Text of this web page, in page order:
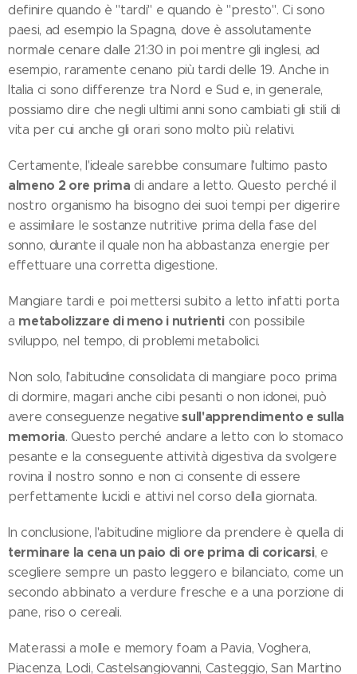
definire quando è "tardi" e quando è "presto". Ci sono
paesi, ad esempio la Spagna, dove è assolutamente
normale cenare dalle 21:30 in poi mentre gli inglesi, ad
esempio, raramente cenano più tardi delle 19. Anche in
Italia ci sono differenze tra Nord e Sud e, in generale,
possiamo dire che negli ultimi anni sono cambiati gli stili di
vita per cui anche gli orari sono molto più relativi.
Certamente, l'ideale sarebbe consumare l'ultimo pasto
almeno 2 ore prima di andare a letto. Questo perché il
nostro organismo ha bisogno dei suoi tempi per digerire
e assimilare le sostanze nutritive prima della fase del
sonno, durante il quale non ha abbastanza energie per
effettuare una corretta digestione.
Mangiare tardi e poi mettersi subito a letto infatti porta
a metabolizzare di meno i nutrienticon possibile
sviluppo, nel tempo, di problemi metabolici.
Non solo, l'abitudine consolidata di mangiare poco prima
di dormire, magari anche cibi pesanti o non idonei, può
avere conseguenze negative sull'apprendimento e sulla
memoria. Questo perché andare a letto con lo stomaco
pesante e la conseguente attività digestiva da svolgere
rovina il nostro sonno e non ci consente di essere
perfettamente lucidi e attivi nel corso della giornata.
In conclusione, l'abitudine migliore da prendere è quella di
terminare la cena un paio di ore prima di coricarsi, e
scegliere sempre un pasto leggero e bilanciato, come un
secondo abbinato a verdure fresche e a una porzione di
pane, riso o cereali.
Materassi a molle e memory foam a Pavia, Voghera,
Piacenza, Lodi, Castelsangiovanni, Casteggio, San Martino